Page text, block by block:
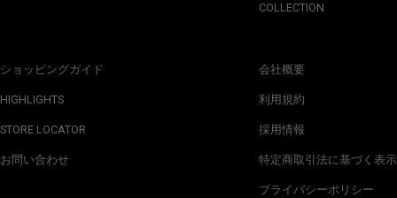
ショッピングガイド
HIGHLIGHTS
STORE LOCATOR
お問い合わせ
COLLECTION
会社概要
利用規約
採用情報
特定商取引法に基づく表示
プライバシーポリシー